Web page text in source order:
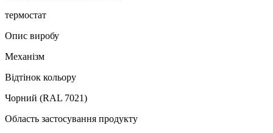
термостат
Опис виробу
Механізм
Відтінок кольору
Чорний (RAL 7021)
Область застосування продукту